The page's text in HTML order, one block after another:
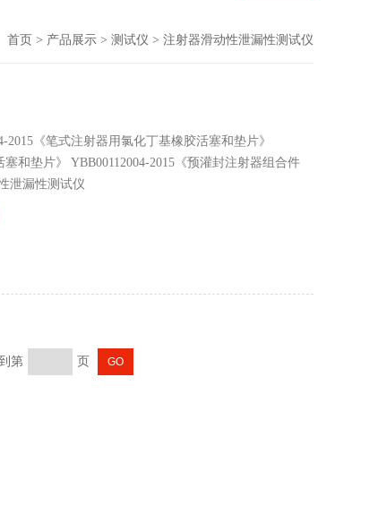
首页 > 产品展示 > 测试仪 > 注射器滑动性泄漏性测试仪
《笔式注射器用氯化丁基橡胶活塞和垫片》
和垫片》 YBB00112004-2015《预灌封注射器组合件
泄漏性测试仪
第 页